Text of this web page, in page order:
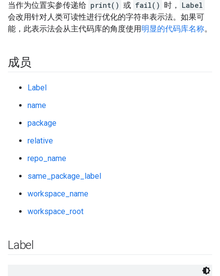
当作为位置实参传递给 print() 或 fail() 时，
Label
会改用针对人类可读性进行优化的字符串表示法。如果可
能，此表示法会从主代码库的角度使用明显的代码库名称。
成员
Label
name
package
relative
repo_name
same_package_label
workspace_name
workspace_root
Label